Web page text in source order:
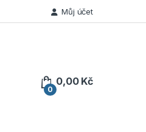
Můj účet
0
0,00 Kč